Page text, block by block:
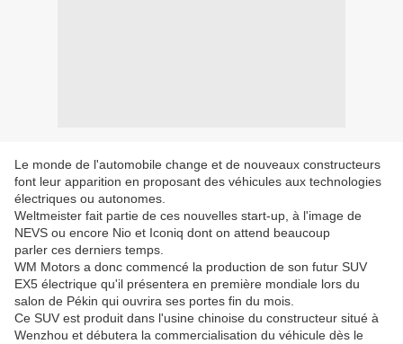
Le monde de l'automobile change et de nouveaux constructeurs
font leur apparition en proposant des véhicules aux technologies
électriques ou autonomes.
Weltmeister fait partie de ces nouvelles start-up, à l'image de
NEVS ou encore Nio et Iconiq dont on attend beaucoup
parler ces derniers temps.
WM Motors a donc commencé la production de son futur SUV
EX5 électrique qu'il présentera en première mondiale lors du
salon de Pékin qui ouvrira ses portes fin du mois.
Ce SUV est produit dans l'usine chinoise du constructeur situé à
Wenzhou et débutera la commercialisation du véhicule dès le